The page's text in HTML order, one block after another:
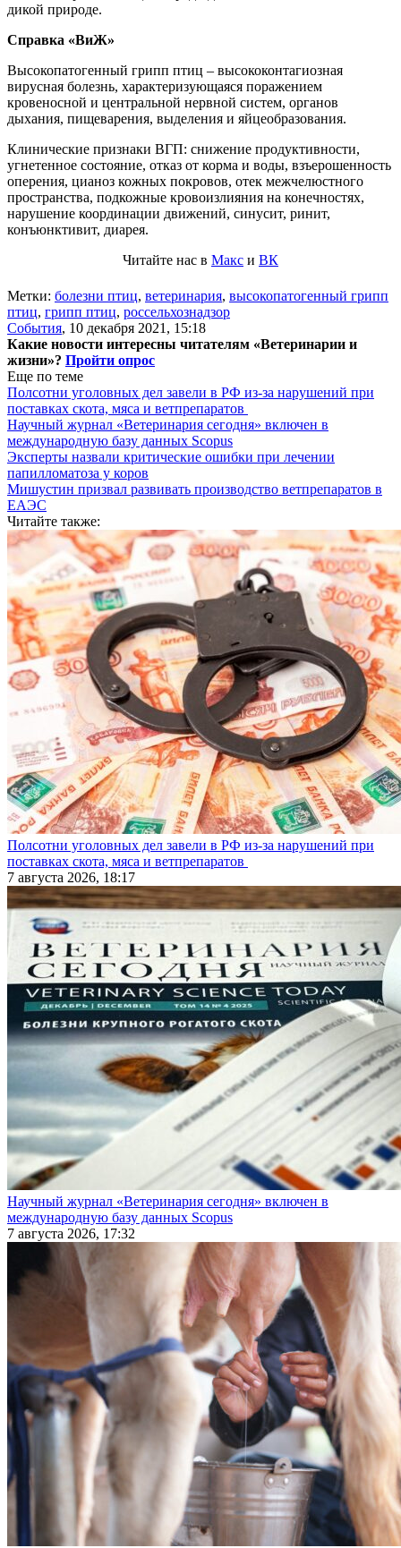
дикой природе.
Справка «ВиЖ»
Высокопатогенный грипп птиц – высококонтагиозная
вирусная болезнь, характеризующаяся поражением
кровеносной и центральной нервной систем, органов
дыхания, пищеварения, выделения и яйцеобразования.
Клинические признаки ВГП: снижение продуктивности,
угнетенное состояние, отказ от корма и воды, взъерошенность
оперения, цианоз кожных покровов, отек межчелюстного
пространства, подкожные кровоизлияния на конечностях,
нарушение координации движений, синусит, ринит,
конъюнктивит, диарея.
Читайте нас в Макс и ВК
Метки: болезни птиц, ветеринария, высокопатогенный грипп
птиц, грипп птиц, россельхознадзор
События, 10 декабря 2021, 15:18
Какие новости интересны читателям «Ветеринарии и
жизни»? Пройти опрос
Еще по теме
Полсотни уголовных дел завели в РФ из-за нарушений при
поставках скота, мяса и ветпрепаратов
Научный журнал «Ветеринария сегодня» включен в
международную базу данных Scopus
Эксперты назвали критические ошибки при лечении
папилломатоза у коров
Мишустин призвал развивать производство ветпрепаратов в
ЕАЭС
Читайте также:
Полсотни уголовных дел завели в РФ из-за нарушений при
поставках скота, мяса и ветпрепаратов
7 августа 2026, 18:17
Научный журнал «Ветеринария сегодня» включен в
международную базу данных Scopus
7 августа 2026, 17:32